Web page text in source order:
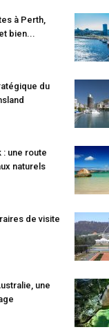
à Perth,
bien...
du
: une route
naturels
de visite
une